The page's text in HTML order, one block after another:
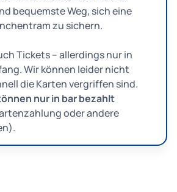
bequemste Weg, sich eine
zu sichern.
Tickets – allerdings nur in
Wir können leider nicht
die Karten vergriffen sind.
nur in bar bezahlt
oder andere